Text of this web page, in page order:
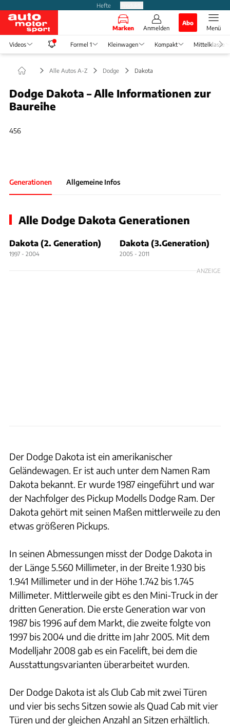
Hefte
Marken Anmelden
Abo
Menü
Videos Formel 1 Kleinwagen Kompakt Mittelklasse
Alle Autos A-Z Dodge Dakota
Dodge Dakota – Alle Informationen zur
Baureihe
Slide 1 von 1: Bild - 456
456
Generationen Allgemeine Infos
Alle Dodge Dakota Generationen
Dakota (2. Generation)
1997 - 2004
Dakota (3.Generation)
2005 - 2011
ANZEIGE
Der Dodge Dakota ist ein amerikanischer
Geländewagen. Er ist auch unter dem Namen Ram
Dakota bekannt. Er wurde 1987 eingeführt und war
der Nachfolger des Pickup Modells Dodge Ram. Der
Dakota gehört mit seinen Maßen mittlerweile zu den
etwas größeren Pickups.
In seinen Abmessungen misst der Dodge Dakota in
der Länge 5.560 Millimeter, in der Breite 1.930 bis
1.941 Millimeter und in der Höhe 1.742 bis 1.745
Millimeter. Mittlerweile gibt es den Mini-Truck in der
dritten Generation. Die erste Generation war von
1987 bis 1996 auf dem Markt, die zweite folgte von
1997 bis 2004 und die dritte im Jahr 2005. Mit dem
Modelljahr 2008 gab es ein Facelift, bei dem die
Ausstattungsvarianten überarbeitet wurden.
Der Dodge Dakota ist als Club Cab mit zwei Türen
und vier bis sechs Sitzen sowie als Quad Cab mit vier
Türen und der gleichen Anzahl an Sitzen erhältlich.